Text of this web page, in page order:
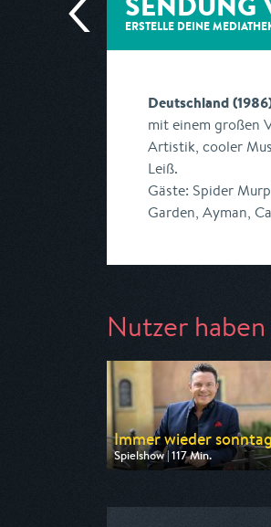
ERSTELLE DEINE
Deutschland
mit einem großen
Artistik, cooler
Leiß.
Gäste: Spider
Garden, Ayman,
Nutzer
Immer wieder
Spielshow | 117 Min.
Ausgestrahlt von ARD